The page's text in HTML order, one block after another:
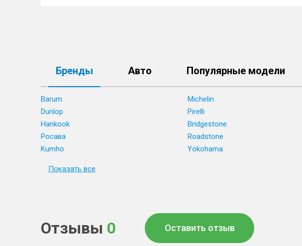
Бренды Авто Популярные модели
Barum Michelin
Dunlop
Pirelli
Hankook
Bridgestone
Росава
Roadstone
Kumho
Yokohama
Показать все
Отзывы 0 Оставить отзыв